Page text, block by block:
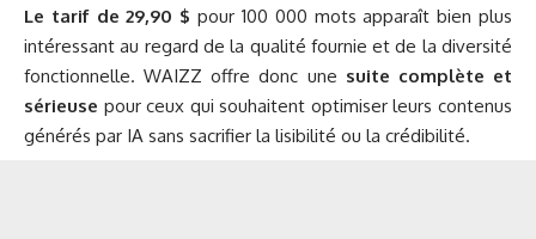
Le tarif de 29,90 $ pour 100 000 mots apparaît bien plus
intéressant au regard de la qualité fournie et de la diversité
fonctionnelle.WAIZZ offre donc une suite complète et
sérieuse pour ceux qui souhaitent optimiser leurs contenus
générés par IA sans sacrifier la lisibilité ou la crédibilité.